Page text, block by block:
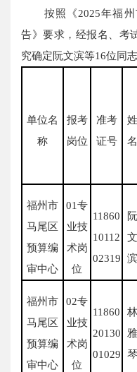
按照《2025年福州
告》要求，经报名、考
究确定阮文滨等16位同
单位名
称
报考
岗位
准考
证号
姓
名
福州市
马尾区
预算编
审中心
01专
业技
术岗
位
11860
10112
02319
阮
文
滨
福州市
马尾区
预算编
审中心
02专
业技
术岗
位
11860
20130
01029
林
雅
琴